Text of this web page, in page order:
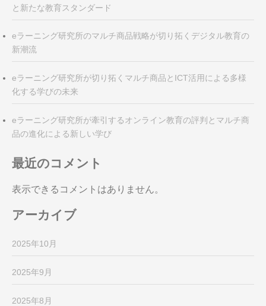
と新たな教育スタンダード
eラーニング研究所のマルチ商品戦略が切り拓くデジタル教育の
新潮流
eラーニング研究所が切り拓くマルチ商品とICT活用による多様
化する学びの未来
eラーニング研究所が牽引するオンライン教育の評判とマルチ商
品の進化による新しい学び
最近のコメント
表示できるコメントはありません。
アーカイブ
2025年10月
2025年9月
2025年8月